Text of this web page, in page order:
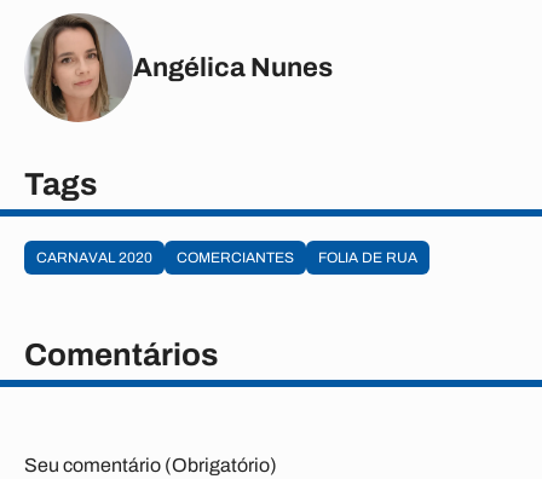
Angélica Nunes
Tags
CARNAVAL 2020 COMERCIANTES FOLIA DE RUA
Comentários
Seu comentário (Obrigatório)